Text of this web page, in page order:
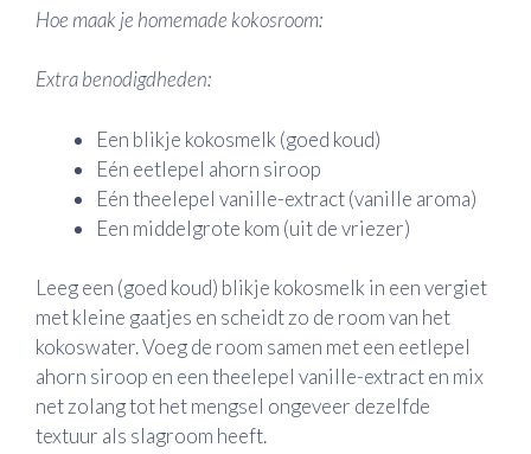
Hoe maak je homemade kokosroom:
Extra benodigdheden:
Een blikje kokosmelk (goed koud)
Eén eetlepel ahorn siroop
Eén theelepel vanille-extract (vanille aroma)
Een middelgrote kom (uit de vriezer)
Leeg een (goed koud) blikje kokosmelk in een vergiet
met kleine gaatjes en scheidt zo de room van het
kokoswater. Voeg de room samen met een eetlepel
ahorn siroop en een theelepel vanille-extract en mix
net zolang tot het mengsel ongeveer dezelfde
textuur als slagroom heeft.